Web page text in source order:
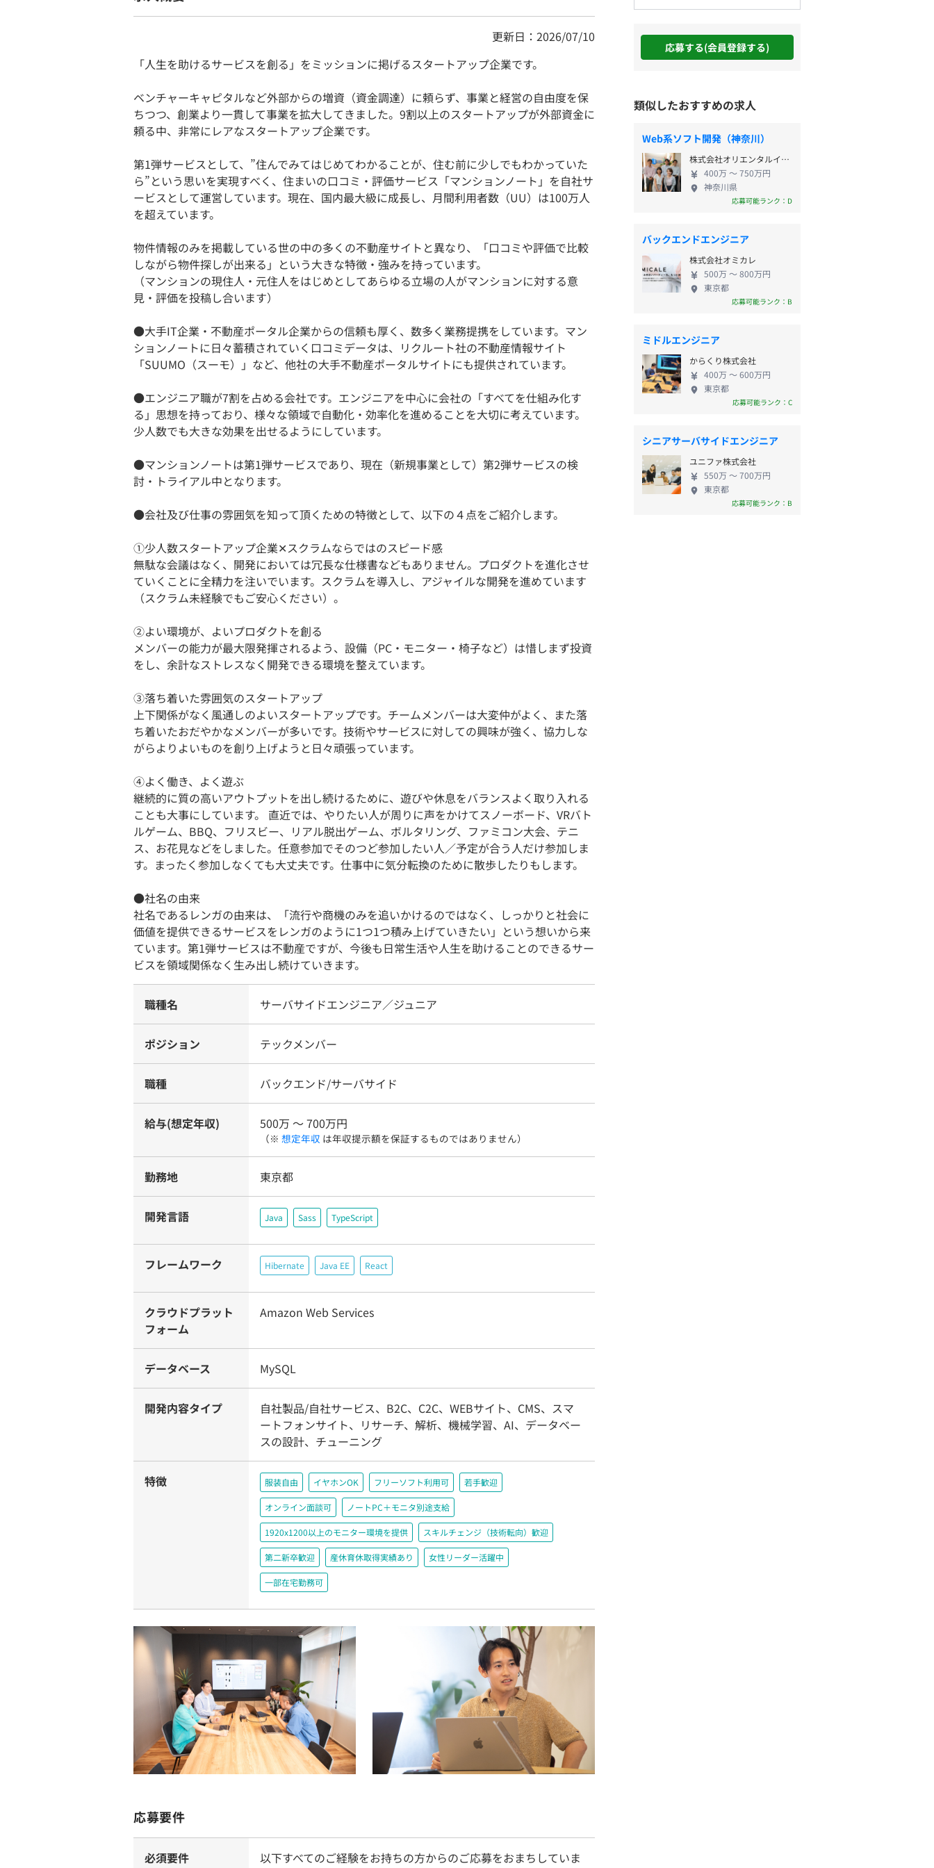
更新日：2026/07/10
「人生を助けるサービスを創る」をミッションに掲げるスタートアップ企業です。
ベンチャーキャピタルなど外部からの増資（資金調達）に頼らず、事業と経営の自由度を保
ちつつ、創業より一貫して事業を拡大してきました。9割以上のスタートアップが外部資金に
頼る中、非常にレアなスタートアップ企業です。
第1弾サービスとして、”住んでみてはじめてわかることが、住む前に少しでもわかっていた
ら”という思いを実現すべく、住まいの口コミ・評価サービス「マンションノート」を自社サ
ービスとして運営しています。現在、国内最大級に成長し、月間利用者数（UU）は100万人
を超えています。
物件情報のみを掲載している世の中の多くの不動産サイトと異なり、「口コミや評価で比較
しながら物件探しが出来る」という大きな特徴・強みを持っています。
（マンションの現住人・元住人をはじめとしてあらゆる立場の人がマンションに対する意
見・評価を投稿し合います）
●大手IT企業・不動産ポータル企業からの信頼も厚く、数多く業務提携をしています。マン
ションノートに日々蓄積されていく口コミデータは、リクルート社の不動産情報サイト
「SUUMO（スーモ）」など、他社の大手不動産ポータルサイトにも提供されています。
●エンジニア職が7割を占める会社です。エンジニアを中心に会社の「すべてを仕組み化す
る」思想を持っており、様々な領域で自動化・効率化を進めることを大切に考えています。
少人数でも大きな効果を出せるようにしています。
●マンションノートは第1弾サービスであり、現在（新規事業として）第2弾サービスの検
討・トライアル中となります。
●会社及び仕事の雰囲気を知って頂くための特徴として、以下の４点をご紹介します。
①少人数スタートアップ企業✕スクラムならではのスピード感
無駄な会議はなく、開発においては冗長な仕様書などもありません。プロダクトを進化させ
ていくことに全精力を注いでいます。スクラムを導入し、アジャイルな開発を進めています
（スクラム未経験でもご安心ください）。
②よい環境が、よいプロダクトを創る
メンバーの能力が最大限発揮されるよう、設備（PC・モニター・椅子など）は惜しまず投資
をし、余計なストレスなく開発できる環境を整えています。
③落ち着いた雰囲気のスタートアップ
上下関係がなく風通しのよいスタートアップです。チームメンバーは大変仲がよく、また落
ち着いたおだやかなメンバーが多いです。技術やサービスに対しての興味が強く、協力しな
がらよりよいものを創り上げようと日々頑張っています。
④よく働き、よく遊ぶ
継続的に質の高いアウトプットを出し続けるために、遊びや休息をバランスよく取り入れる
ことも大事にしています。 直近では、やりたい人が周りに声をかけてスノーボード、VRバト
ルゲーム、BBQ、フリスビー、リアル脱出ゲーム、ボルタリング、ファミコン大会、テニ
ス、お花見などをしました。任意参加でそのつど参加したい人／予定が合う人だけ参加しま
す。まったく参加しなくても大丈夫です。仕事中に気分転換のために散歩したりもします。
●社名の由来
社名であるレンガの由来は、「流行や商機のみを追いかけるのではなく、しっかりと社会に
価値を提供できるサービスをレンガのように1つ1つ積み上げていきたい」という想いから来
ています。第1弾サービスは不動産ですが、今後も日常生活や人生を助けることのできるサー
ビスを領域関係なく生み出し続けていきます。
職種名 サーバサイドエンジニア／ジュニア
ポジション テックメンバー
職種 バックエンド/サーバサイド
給与(想定年収) 500万 〜 700万円
（※ 想定年収 は年収提示額を保証するものではありません）
勤務地 東京都
開発言語 Java Sass TypeScript
フレームワーク Hibernate Java EE React
クラウドプラット
フォーム
Amazon Web Services
データベース MySQL
開発内容タイプ
自社製品/自社サービス、B2C、C2C、WEBサイト、CMS、スマ
ートフォンサイト、リサーチ、解析、機械学習、AI、データベー
スの設計、チューニング
特徴 服装自由 イヤホンOK フリーソフト利用可 若手歓迎
オンライン面談可 ノートPC＋モニタ別途支給
1920x1200以上のモニター環境を提供 スキルチェンジ（技術転向）歓迎
第二新卒歓迎 産休育休取得実績あり 女性リーダー活躍中
一部在宅勤務可
応募要件
必須要件
以下すべてのご経験をお持ちの方からのご応募をおまちしていま
応募する(会員登録する)
類似したおすすめの求人
Web系ソフト開発（神奈川）
株式会社オリエンタルインフォーメイションサービス
400万 〜 750万円
神奈川県
応募可能ランク：D
バックエンドエンジニア
株式会社オミカレ
500万 〜 800万円
東京都
応募可能ランク：B
ミドルエンジニア
からくり株式会社
400万 〜 600万円
東京都
応募可能ランク：C
シニアサーバサイドエンジニア
ユニファ株式会社
550万 〜 700万円
東京都
応募可能ランク：B